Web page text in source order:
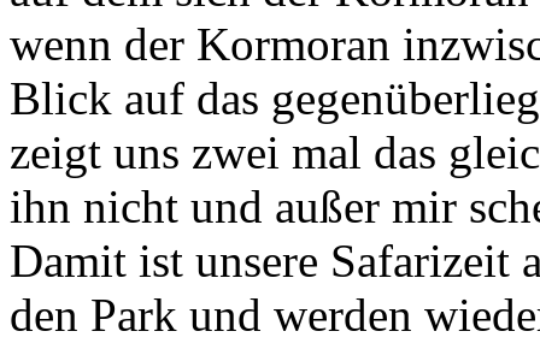
wenn der Kormoran
Blick auf das
zeigt uns zwei mal das
ihn nicht und außer mir
Damit ist unsere Safarizeit
den Park und werden